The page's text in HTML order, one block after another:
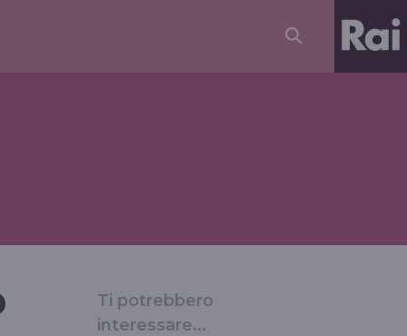
Ti potrebbero
interessare...